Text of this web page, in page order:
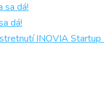
sa dá!
dá!
INOVIA Startup